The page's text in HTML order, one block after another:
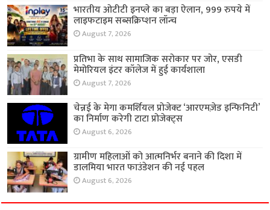
भारतीय ओटीटी इनप्ले का बड़ा ऐलान, 999 रुपये में
लाइफटाइम सब्सक्रिप्शन लॉन्च
August 7, 2026
प्रतिभा के साथ सामाजिक सरोकार पर जोर, एसडी
मेमोरियल इंटर कॉलेज में हुई कार्यशाला
August 7, 2026
चेन्नई के मेगा कमर्शियल प्रोजेक्ट ‘आरएमज़ेड इन्फिनिटी’
का निर्माण करेगी टाटा प्रोजेक्ट्स
August 6, 2026
ग्रामीण महिलाओं को आत्मनिर्भर बनाने की दिशा में
डालमिया भारत फाउंडेशन की नई पहल
August 6, 2026